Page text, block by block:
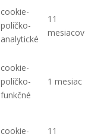
cookie-
políčko-
analytické
11
mesiacov
cookie-
políčko-
funkčné
1 mesiac
cookie-
11